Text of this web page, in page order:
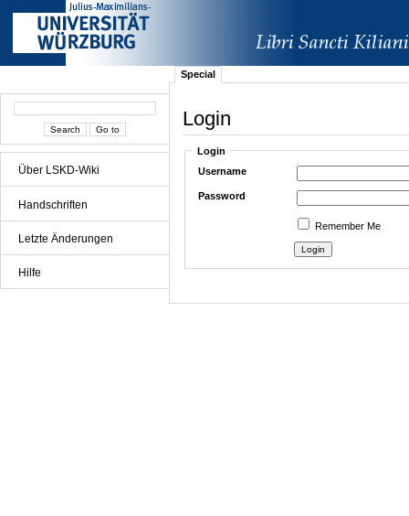
Über LSKD-Wiki
Handschriften
Letzte Änderungen
Hilfe
Special
Login
Login
Username
Password
Remember Me